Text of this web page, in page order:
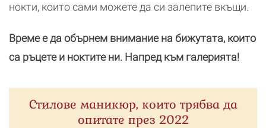
нокти, които сами можете да си залепите вкъщи.
Време е да обърнем внимание на бижутата, които
са ръцете и ноктите ни. Напред към галерията!
Стилове маникюр, които трябва да
опитате през 2022